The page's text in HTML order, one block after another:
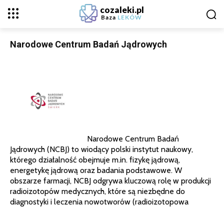
cozaleki.pl
Baza LEKÓW
Narodowe Centrum Badań Jądrowych
Narodowe Centrum Badań
Jądrowych (NCBJ) to wiodący polski instytut naukowy,
którego działalność obejmuje m.in. fizykę jądrową,
energetykę jądrową oraz badania podstawowe. W
obszarze farmacji, NCBJ odgrywa kluczową rolę w produkcji
radioizotopów medycznych, które są niezbędne do
diagnostyki i leczenia nowotworów (radioizotopowa